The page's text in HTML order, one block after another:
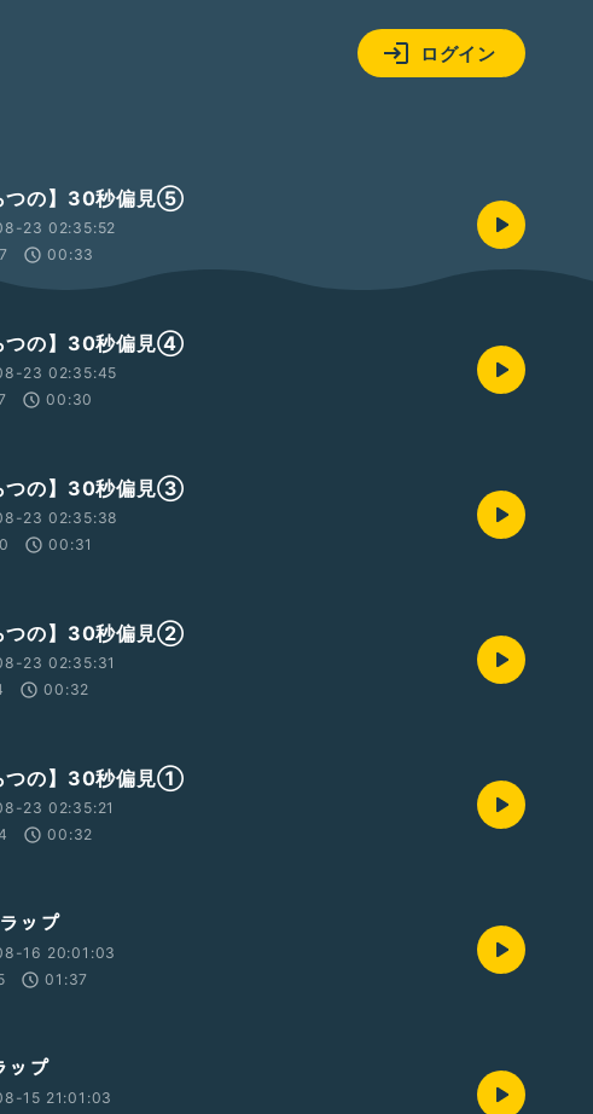
ログイン
つの】30秒偏見⑤
23 02:35:52
00:33
つの】30秒偏見④
23 02:35:45
00:30
つの】30秒偏見③
23 02:35:38
00:31
つの】30秒偏見②
23 02:35:31
00:32
つの】30秒偏見①
23 02:35:21
00:32
ップ
16 20:01:03
01:37
ップ
15 21:01:03